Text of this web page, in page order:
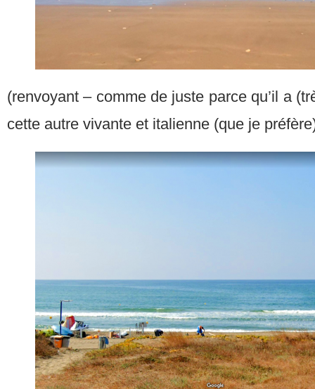
(renvoyant – comme de juste parce qu’il a
cette autre vivante et italienne (que je